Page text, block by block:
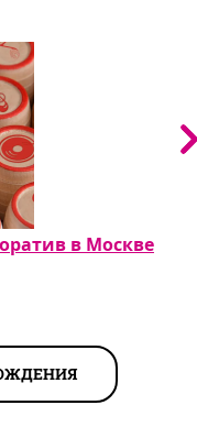
в Москве